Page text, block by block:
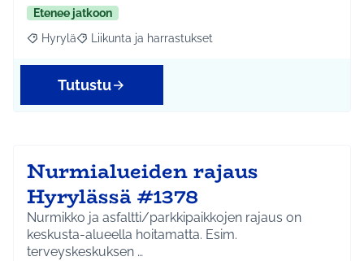
Etenee jatkoon
Rajaa tulokset aihepiirin mukaan: Hyrylä
Hyrylä Rajaa tulokset teeman mukaan: Liikunta ja
Liikunta ja harrastukset
Tutustu
Nurmialueiden rajaus
Hyrylässä #1378
Nurmikko ja asfaltti/parkkipaikkojen rajaus on
keskusta-alueella hoitamatta. Esim.
terveyskeskuksen …